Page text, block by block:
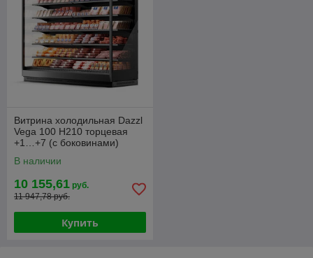
Витрина холодильная Dazzl
Vega 100 H210 торцевая
+1…+7 (с боковинами)
В наличии
10 155,61 руб.
11 947,78 руб.
Купить